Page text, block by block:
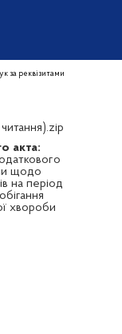
за реквізитами
акта:
щодо
на період
хвороби